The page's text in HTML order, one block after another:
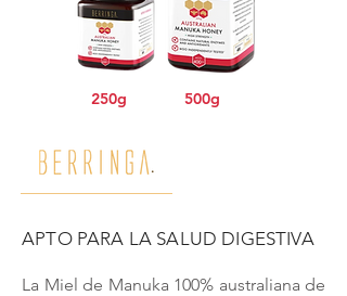
250g 500g
APTO PARA LA SALUD DIGESTIVA
La Miel de Manuka 100% australiana de